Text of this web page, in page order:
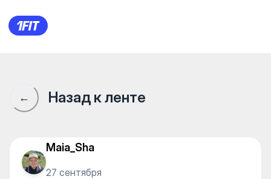
Қайырлы күн
← Назад к ленте
Maia_Sha
27 сентября